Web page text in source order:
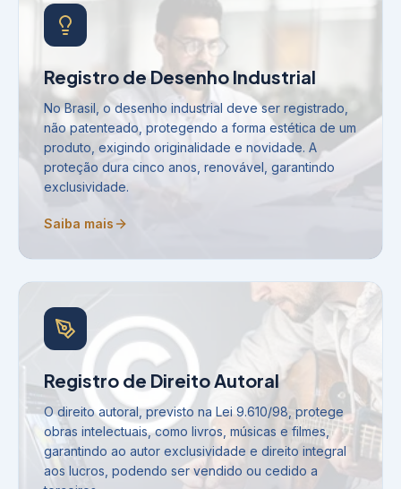
Registro de Desenho Industrial
No Brasil, o desenho industrial deve ser registrado,
não patenteado, protegendo a forma estética de um
produto, exigindo originalidade e novidade. A
proteção dura cinco anos, renovável, garantindo
exclusividade.
Saiba mais
Registro de Direito Autoral
O direito autoral, previsto na Lei 9.610/98, protege
obras intelectuais, como livros, músicas e filmes,
garantindo ao autor exclusividade e direito integral
aos lucros, podendo ser vendido ou cedido a